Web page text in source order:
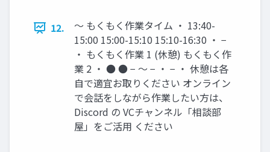
12.
〜 もくもく作業タイム ・ 13:40-
15:00 15:00-15:10 15:10-16:30 ・ −
・ もくもく作業 1 (休憩) もくもく作
業 2 ・ ● ● − 〜 − ・ − ・ 休憩は各
自で適宜お取りください オンライン
で会話をしながら作業したい方は、
Discord の VCチャンネル「相談部
屋」をご活用 ください